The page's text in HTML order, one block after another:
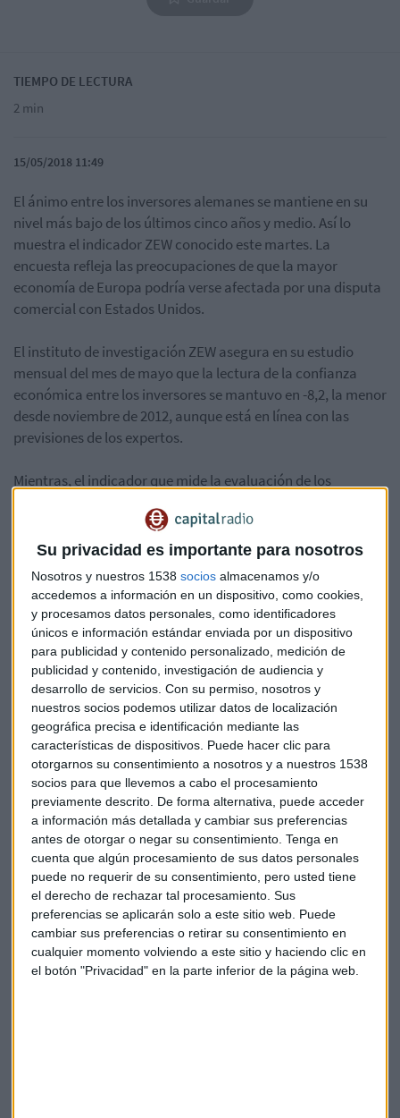
Su privacidad es importante para nosotros
Nosotros y nuestros 1538 socios almacenamos y/o
accedemos a información en un dispositivo, como cookies,
y procesamos datos personales, como identificadores
únicos e información estándar enviada por un dispositivo
para publicidad y contenido personalizado, medición de
publicidad y contenido, investigación de audiencia y
desarrollo de servicios. Con su permiso, nosotros y
nuestros socios podemos utilizar datos de localización
geográfica precisa e identificación mediante las
características de dispositivos. Puede hacer clic para
otorgarnos su consentimiento a nosotros y a nuestros 1538
socios para que llevemos a cabo el procesamiento
previamente descrito. De forma alternativa, puede acceder
a información más detallada y cambiar sus preferencias
antes de otorgar o negar su consentimiento. Tenga en
cuenta que algún procesamiento de sus datos personales
puede no requerir de su consentimiento, pero usted tiene
el derecho de rechazar tal procesamiento. Sus
preferencias se aplicarán solo a este sitio web. Puede
cambiar sus preferencias o retirar su consentimiento en
cualquier momento volviendo a este sitio y haciendo clic en
el botón "Privacidad" en la parte inferior de la página web.
TIEMPO DE LECTURA
2 min
15/05/2018 11:49
El ánimo entre los inversores alemanes se mantiene en su
nivel más bajo de los últimos cinco años y medio. Así lo
muestra el indicador ZEW conocido este martes. La
encuesta refleja las preocupaciones de que la mayor
economía de Europa podría verse afectada por una disputa
comercial con Estados Unidos.
El instituto de investigación ZEW asegura en su estudio
mensual del mes de mayo que la lectura de la confianza
económica entre los inversores se mantuvo en -8,2, la menor
desde noviembre de 2012, aunque está en línea con las
previsiones de los expertos.
Mientras, el indicador que mide la evaluación de los
reduce a 87,4 puntos desde los 87,9 el mes pasado, aunque
en este caso queda ligeramente por encima de lo esperado.
"La decisión de Estados Unidos de dejar el tratado nuclear
con Irán y el temor a una nueva escalada del conflicto
comercial internacional con Estados Unidos tienen un
impacto negativo en las expectativas económicas de
Alemania". Así se ha manifestado Achim Wambach,
investigado del instituto ZEW. Wambach añade que, entre
los factores que pueden afectar a la confianza inversora,
también está "el nuevo aumento de los precios del crudo".
Alemania Economía Zew Confianza
Suscríbete a nuestros boletines
Te enviaremos las noticias más importantes del día